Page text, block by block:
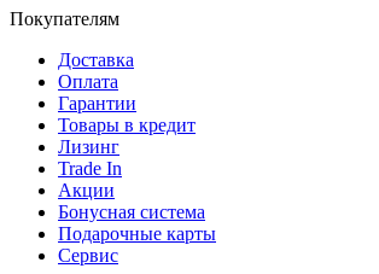
Покупателям
Доставка
Оплата
Гарантии
Товары в кредит
Лизинг
Trade In
Акции
Бонусная система
Подарочные карты
Сервис